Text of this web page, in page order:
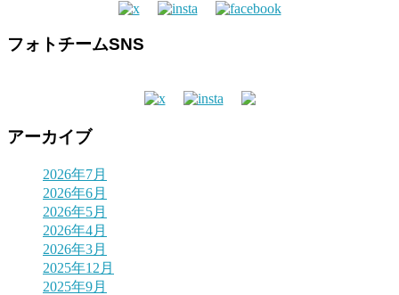
フォトチームSNS
アーカイブ
2026年7月
2026年6月
2026年5月
2026年4月
2026年3月
2025年12月
2025年9月